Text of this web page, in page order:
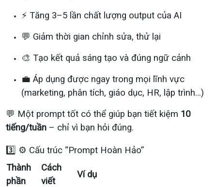
⚡ Tăng 3–5 lần chất lượng output của AI
💬 Giảm thời gian chỉnh sửa, thử lại
🎨 Tạo kết quả sáng tạo và đúng ngữ cảnh
💼 Áp dụng được ngay trong mọi lĩnh vực
(marketing, phân tích, giáo dục, HR, lập trình…)
💬 Một prompt tốt có thể giúp bạn tiết kiệm 10
tiếng/tuần – chỉ vì bạn hỏi đúng.
3️⃣ ⚙️ Cấu trúc “Prompt Hoàn Hảo”
Thành
phần
Cách
viết
Ví dụ